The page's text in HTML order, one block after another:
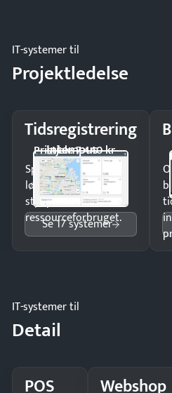
IT-systemer til
Projektledelse
Tidsregistrering
Intempus
Pristjek: 7.440 kr
Spar tid på
lønberegning og få
styr på
ressourceforbruget.
Se 17 systemer
IT-systemer til
Detail
POS Webshop